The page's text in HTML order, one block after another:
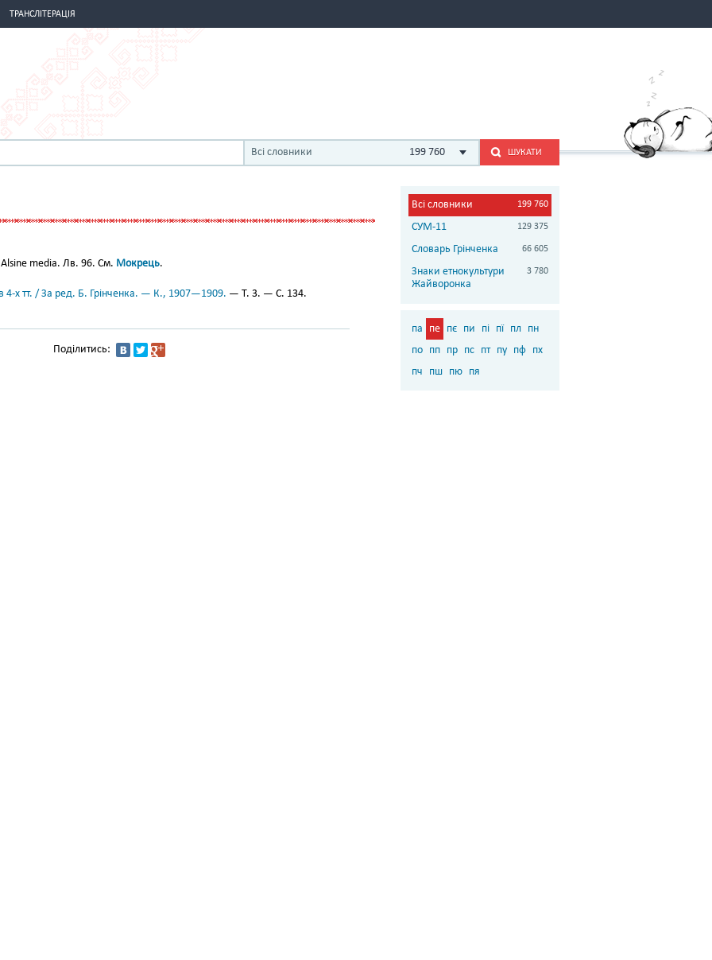
ТРАНСЛІТЕРАЦІЯ
Всі словники 199 760 ШУКАТИ
Alsine media. Лв. 96. См. Мокрець.
4-х тт. / За ред. Б. Грінченка. — К., 1907—1909. — Т. 3. — С. 134.
Поділитись:
Всі словники 199 760
СУМ-11 129 375
Словарь Грінченка 66 605
Знаки етнокультури
Жайворонка
3 780
па пе пє пи пі пї пл
пн
по пп пр пс пт пу пф пх
пч
пш пю пя